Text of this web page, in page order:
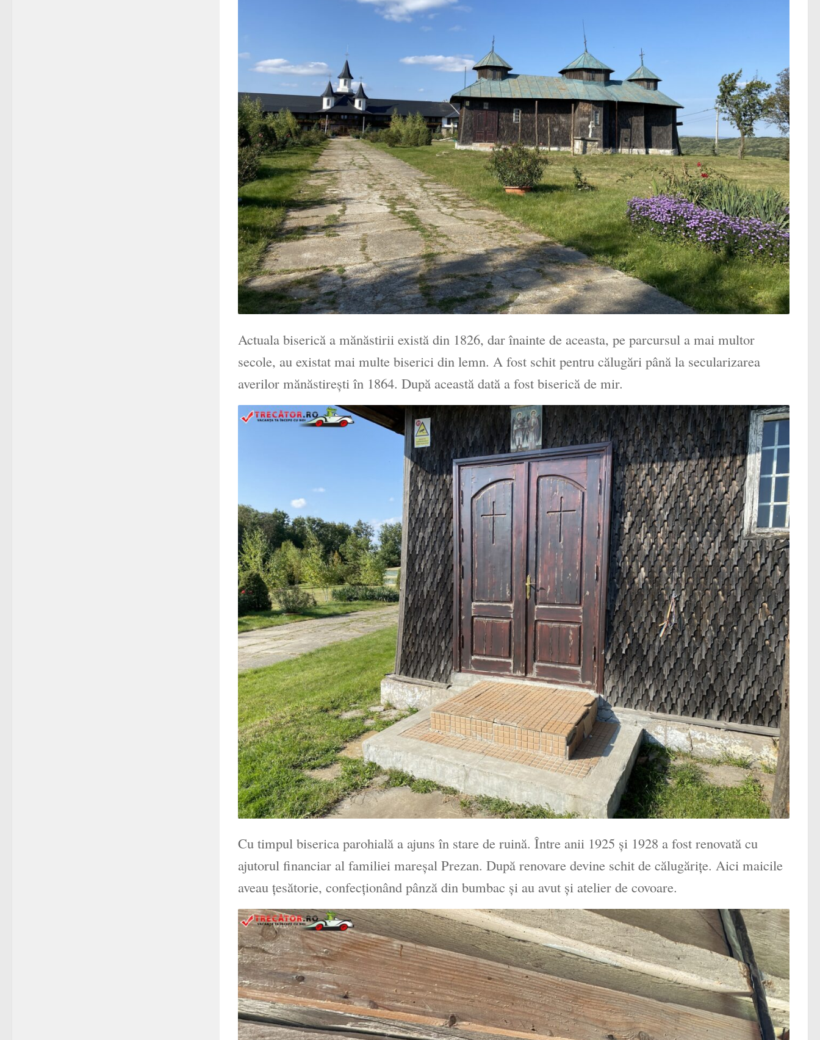
Actuala biserică a mănăstirii există din 1826, dar înainte de aceasta, pe parcursul a mai multor
secole, au existat mai multe biserici din lemn. A fost schit pentru călugări până la secularizarea
averilor mănăstireşti în 1864. După această dată a fost biserică de mir.
Cu timpul biserica parohială a ajuns în stare de ruină. Între anii 1925 şi 1928 a fost renovată cu
ajutorul financiar al familiei mareşal Prezan. După renovare devine schit de călugăriţe. Aici maicile
aveau ţesătorie, confecţionând pânză din bumbac şi au avut şi atelier de covoare.